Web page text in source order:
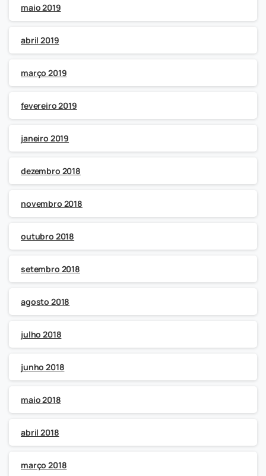
maio 2019
abril 2019
março 2019
fevereiro 2019
janeiro 2019
dezembro 2018
novembro 2018
outubro 2018
setembro 2018
agosto 2018
julho 2018
junho 2018
maio 2018
abril 2018
março 2018